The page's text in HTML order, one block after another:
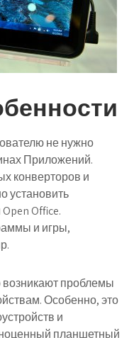
не нужно
Приложений.
конверторов и
установить
Office.
и игры,
возникают проблемы
Особенно, это
и
планшетный